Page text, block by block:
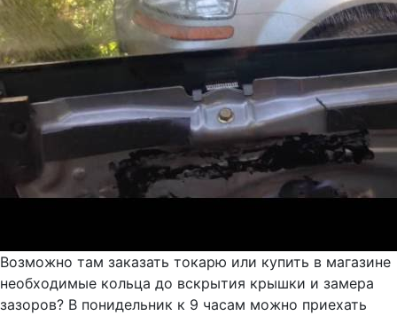
Возможно там заказать токарю или купить в магазине
необходимые кольца до вскрытия крышки и замера
зазоров? В понидельник к 9 часам можно приехать